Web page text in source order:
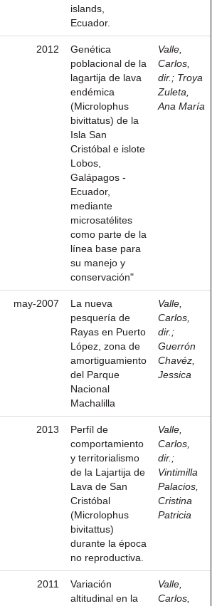
islands,
Ecuador.
2012
Genética
poblacional de la
lagartija de lava
endémica
(Microlophus
bivittatus) de la
Isla San
Cristóbal e islote
Lobos,
Galápagos -
Ecuador,
mediante
microsatélites
como parte de la
línea base para
su manejo y
conservación"
Valle,
Carlos,
dir. ; Troya
Zuleta,
Ana María
may-2007
La nueva
pesquería de
Rayas en Puerto
López, zona de
amortiguamiento
del Parque
Nacional
Machalilla
Valle,
Carlos,
dir. ;
Guerrón
Chavéz,
Jessica
2013
Perfíl de
comportamiento
y territorialismo
de la Lajartija de
Lava de San
Cristóbal
(Microlophus
bivitattus)
durante la época
no reproductiva.
Valle,
Carlos,
dir. ;
Vintimilla
Palacios,
Cristina
Patricia
2011
Variación
altitudinal en la
Valle,
Carlos,